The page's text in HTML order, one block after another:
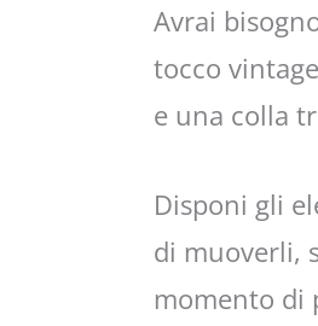
Avrai
tocco
e una colla
Disponi gli
di muoverli,
momento di